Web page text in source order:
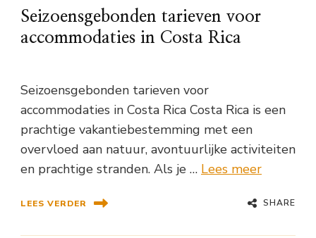
Seizoensgebonden tarieven voor
accommodaties in Costa Rica
Seizoensgebonden tarieven voor
accommodaties in Costa Rica Costa Rica is een
prachtige vakantiebestemming met een
overvloed aan natuur, avontuurlijke activiteiten
en prachtige stranden. Als je … Lees meer
LEES VERDER SHARE